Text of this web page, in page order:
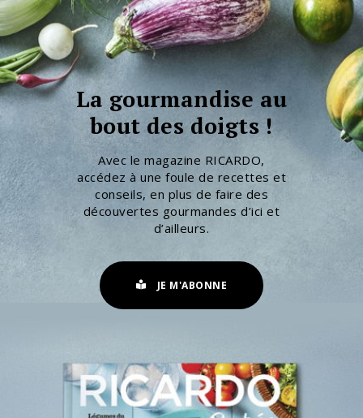
La gourmandise au
bout des doigts !
Avec le magazine RICARDO,
accédez à une foule de recettes et
conseils, en plus de faire des
découvertes gourmandes d’ici et
d’ailleurs.
JE M'ABONNE